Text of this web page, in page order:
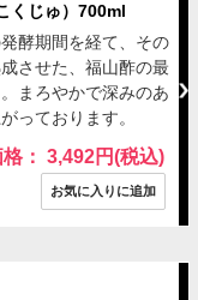
くじゅ）700ml
酵期間を経て、その
させた、福山酢の最
まろやかで深みのあ
っております。
格： 3,492円(税込)